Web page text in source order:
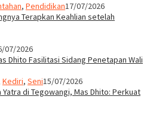
, Pendidikan17/07/2026
Terapkan Keahlian setelah
07/2026
Dhito Fasilitasi Sidang Penetapan Wali
Kediri, Seni15/07/2026
di Tegowangi, Mas Dhito: Perkuat